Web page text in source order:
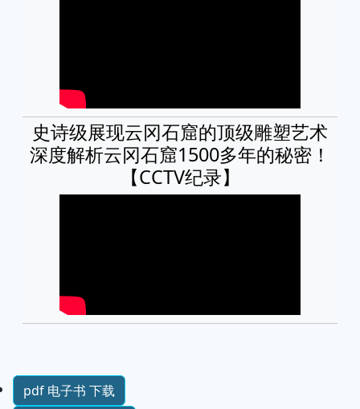
史诗级展现云冈石窟的顶级雕塑艺术
深度解析云冈石窟1500多年的秘密！
【CCTV纪录】
pdf 电子书 下载